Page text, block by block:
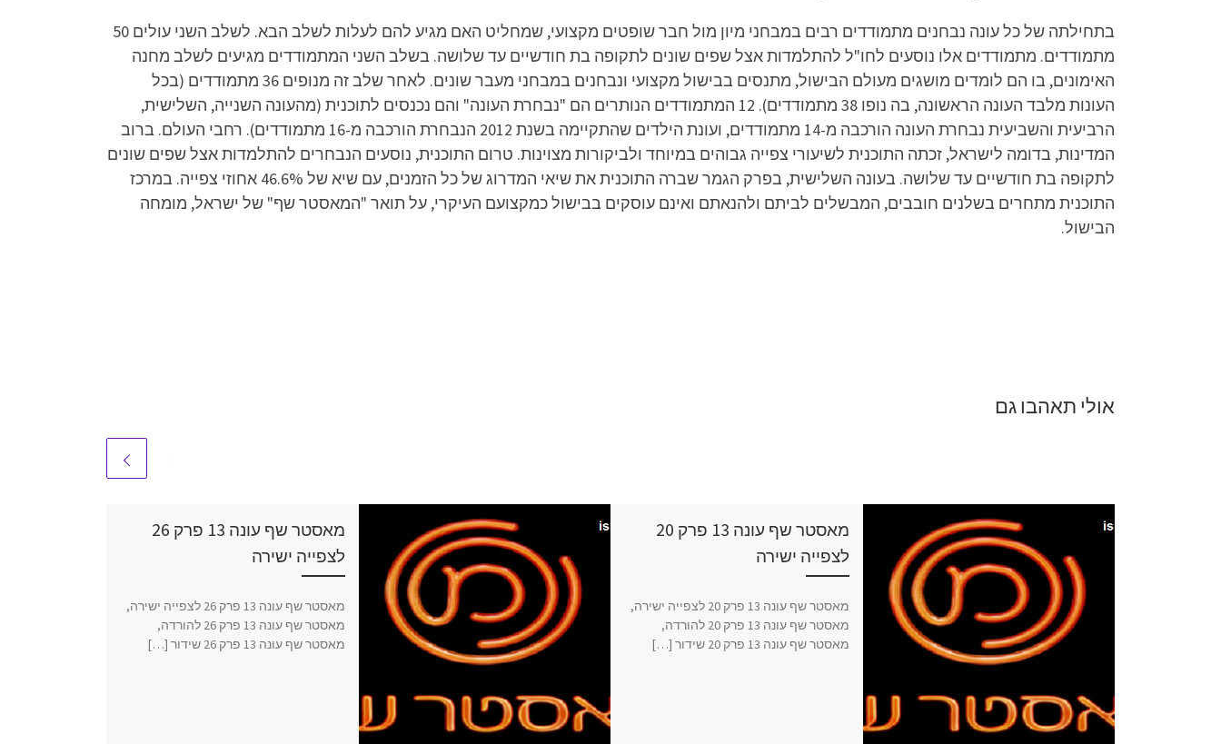
בתחילתה של כל עונה נבחנים מתמודדים רבים במבחני מיון מול חבר שופטים מקצועי, שמחליט האם מגיע להם לעלות לשלב הבא. לשלב השני עולים 50
מתמודדים. מתמודדים אלו נוסעים לחו"ל להתלמדות אצל שפים שונים לתקופה בת חודשיים עד שלושה. בשלב השני המתמודדים מגיעים לשלב מחנה
האימונים, בו הם לומדים מושגים מעולם הבישול, מתנסים בבישול מקצועי ונבחנים במבחני מעבר שונים. לאחר שלב זה מנופים 36 מתמודדים (בכל
העונות מלבד העונה הראשונה, בה נופו 38 מתמודדים). 12 המתמודדים הנותרים הם "נבחרת העונה" והם נכנסים לתוכנית (מהעונה השנייה, השלישית,
הרביעית והשביעית נבחרת העונה הורכבה מ-14 מתמודדים, ועונת הילדים שהתקיימה בשנת 2012 הנבחרת הורכבה מ-16 מתמודדים). רחבי העולם. ברוב
המדינות, בדומה לישראל, זכתה התוכנית לשיעורי צפייה גבוהים במיוחד ולביקורות מצוינות. טרום התוכנית, נוסעים הנבחרים להתלמדות אצל שפים שונים
לתקופה בת חודשיים עד שלושה. בעונה השלישית, בפרק הגמר שברה התוכנית את שיאי המדרוג של כל הזמנים, עם שיא של 46.6% אחוזי צפייה. במרכז
התוכנית מתחרים בשלנים חובבים, המבשלים לביתם ולהנאתם ואינם עוסקים בבישול כמקצועם העיקרי, על תואר "המאסטר שף" של ישראל, מומחה
הבישול.
אולי תאהבו גם
מאסטר שף עונה 13 פרק 26
לצפייה ישירה
מאסטר שף עונה 13 פרק 26 לצפייה ישירה,
מאסטר שף עונה 13 פרק 26 להורדה,
מאסטר שף עונה 13 פרק 26 שידור […]
מאסטר שף עונה 13 פרק 20
לצפייה ישירה
מאסטר שף עונה 13 פרק 20 לצפייה ישירה,
מאסטר שף עונה 13 פרק 20 להורדה,
מאסטר שף עונה 13 פרק 20 שידור […]